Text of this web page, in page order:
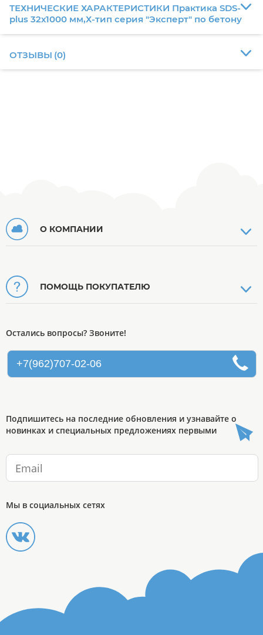
ТЕХНИЧЕСКИЕ ХАРАКТЕРИСТИКИ Практика SDS-
plus 32х1000 мм,Х-тип серия "Эксперт" по бетону
ОТЗЫВЫ (0)
О КОМПАНИИ
ПОМОЩЬ ПОКУПАТЕЛЮ
Остались вопросы? Звоните!
+7(962)707-02-06
Подпишитесь на последние обновления и узнавайте о
новинках и специальных предложениях первыми
Мы в социальных сетях